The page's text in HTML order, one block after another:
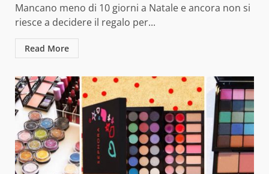
Mancano meno di 10 giorni a Natale e ancora non si
riesce a decidere il regalo per...
Read More